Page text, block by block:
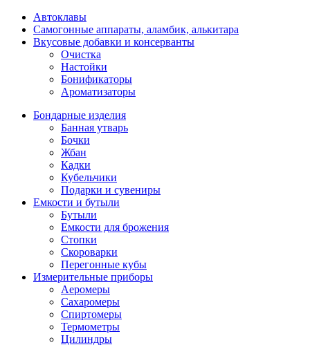
Автоклавы
Самогонные аппараты, аламбик, алькитара
Вкусовые добавки и консерванты
Очистка
Настойки
Бонификаторы
Ароматизаторы
Бондарные изделия
Банная утварь
Бочки
Жбан
Кадки
Кубельчики
Подарки и сувениры
Емкости и бутыли
Бутыли
Емкости для брожения
Стопки
Скороварки
Перегонные кубы
Измерительные приборы
Аеромеры
Сахаромеры
Спиртомеры
Термометры
Цилиндры